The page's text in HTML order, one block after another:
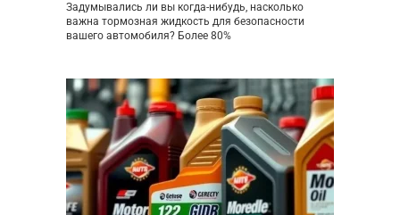
Задумывались ли вы когда-нибудь, насколько
важна тормозная жидкость для безопасности
вашего автомобиля? Более 80%